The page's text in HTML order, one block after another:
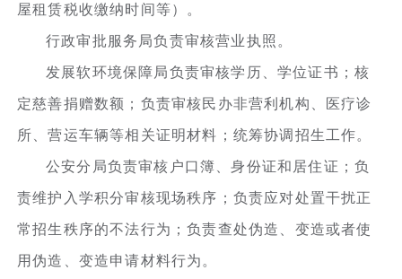
屋租赁税收缴纳时间等）。
行政审批服务局负责审核营业执照。
发展软环境保障局负责审核学历、学位证书；核
定慈善捐赠数额；负责审核民办非营利机构、医疗诊
所、营运车辆等相关证明材料；统筹协调招生工作。
公安分局负责审核户口簿、身份证和居住证；负
责维护入学积分审核现场秩序；负责应对处置干扰正
常招生秩序的不法行为；负责查处伪造、变造或者使
用伪造、变造申请材料行为。